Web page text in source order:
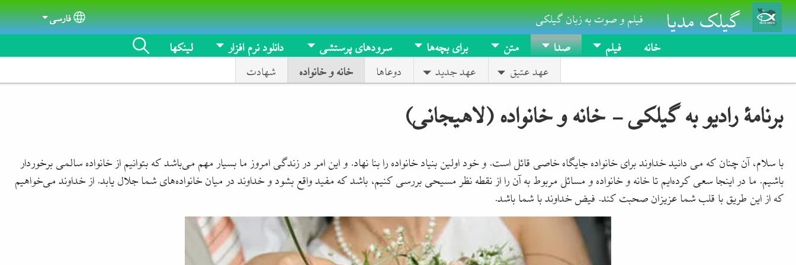
Skip to main contentگیلک مدیا فیلم و صوت به زبان گیلکی Select your language
فارسی
خانه فیلم
صدا
عهد عتیق
عهد جدید دوعاها خانه و خانواده شهادت
متن برای بچه‌ها سرودهای پرستشی دانلود نرم افزار لینکها
برنامۀ رادیو به گیلکی - خانه و خانواده (لاهیجانی)‏
با سلام، آن چنان که می دانید خداوند برای خانواده جایگاه خاصی قائل است. و خود اولین بنیاد خانواده را بنا نهاد. و این امر در زندگی امروز ما بسیار مهم می‌باشد که بتوانیم از خانواده سالمی برخوردار
باشیم. ما در اینجا سعی کرده‌ایم تا خانه و خانواده و مسائل مربوط به آن را از نقطه نظر مسیحی بررسی کنیم، باشد که مفید واقع بشود و خداوند در میان خانواده‌های شما جلال یابد. از خداوند می‌خواهیم
که از این طریق با قلب شما عزیزان صحبت کند. فیض خداوند با شما باشد.